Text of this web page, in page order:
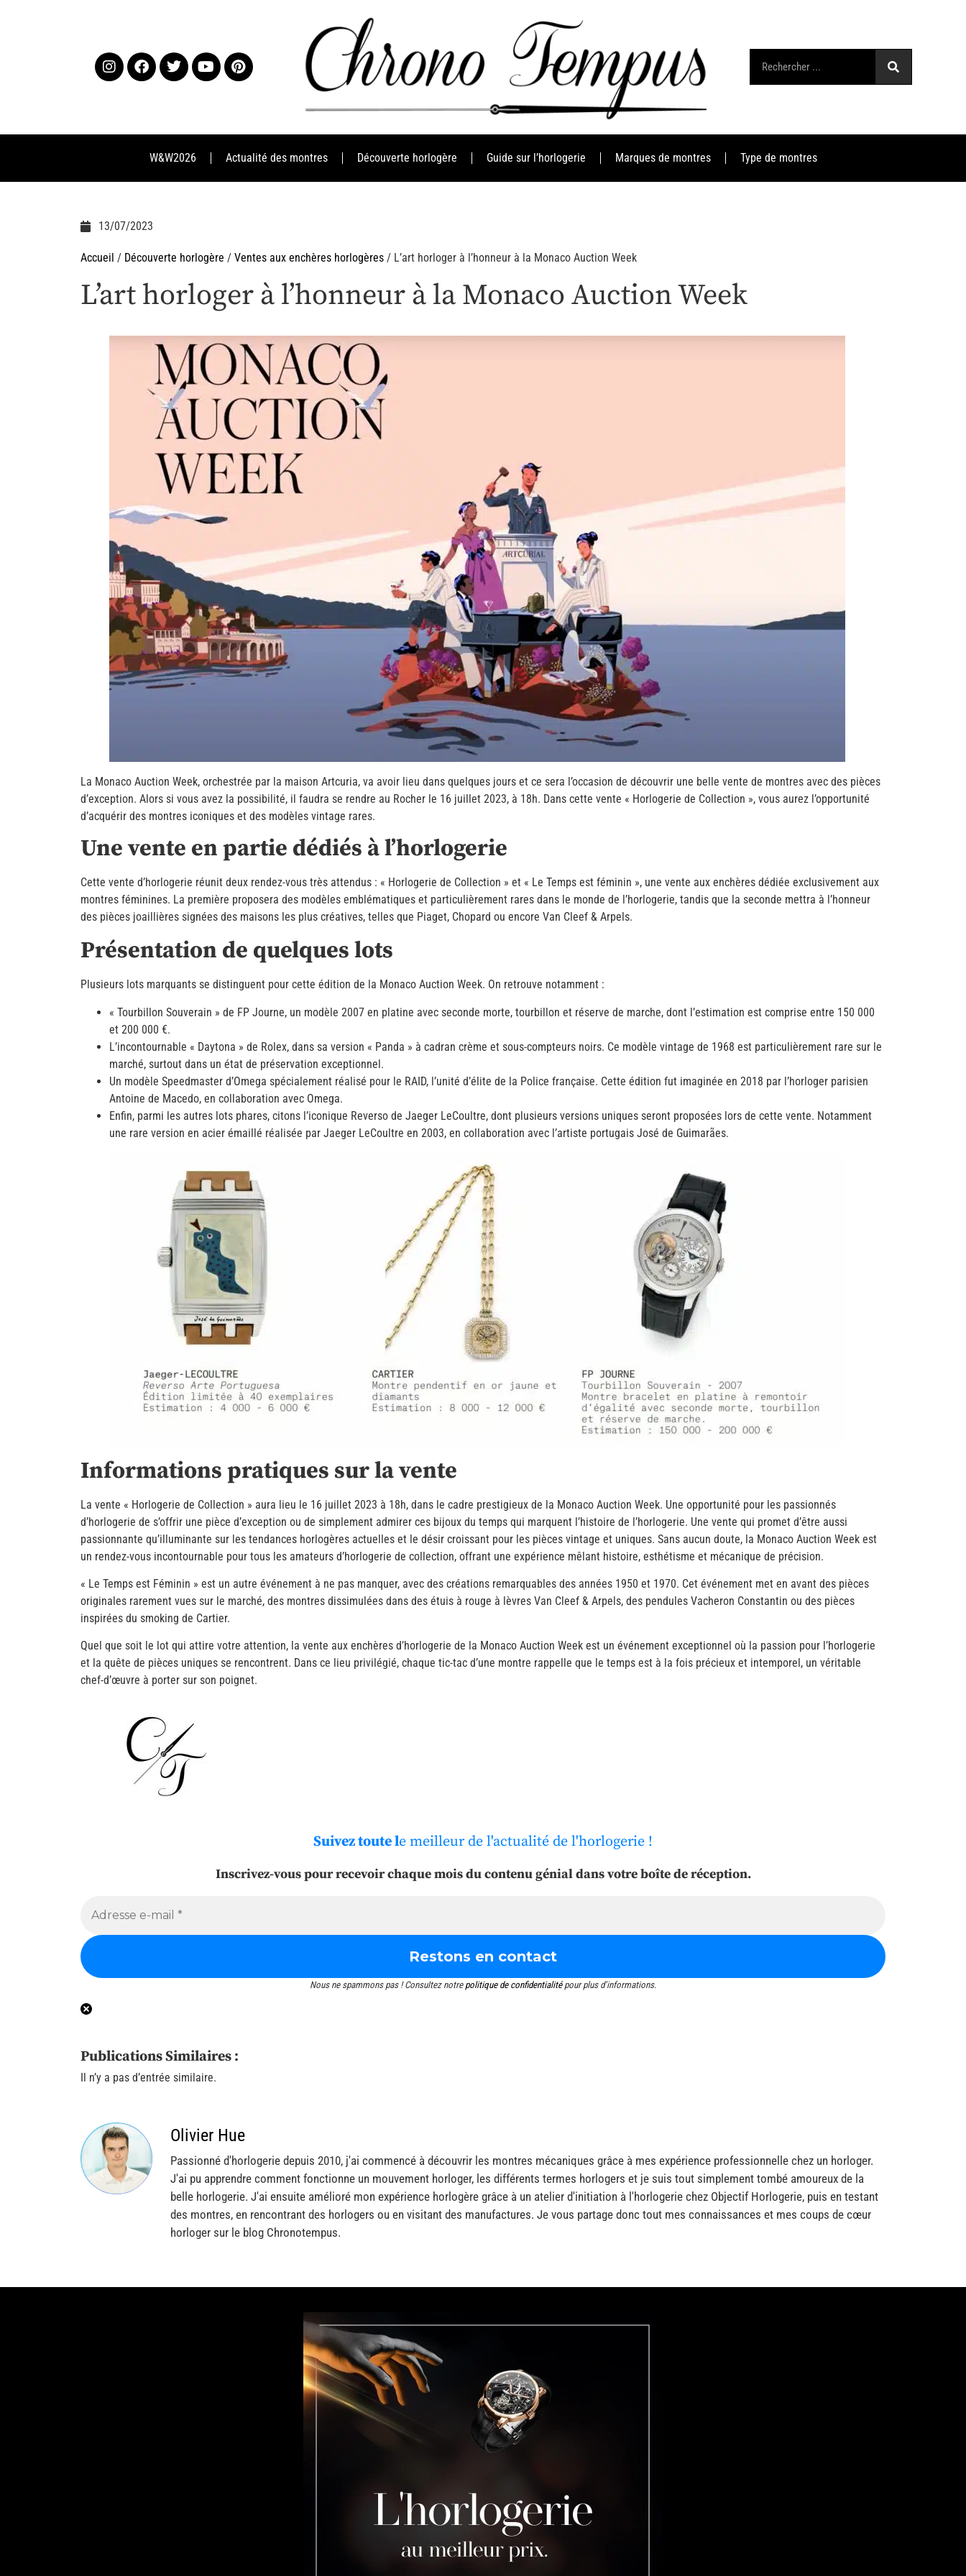
W&W2026 Actualité des montres Découverte horlogère Guide sur l’horlogerie Marques de montres Type de montres
13/07/2023
Accueil / Découverte horlogère / Ventes aux enchères horlogères / L’art horloger à l’honneur à la Monaco Auction Week
L’art horloger à l’honneur à la Monaco Auction Week
La Monaco Auction Week, orchestrée par la maison Artcuria, va avoir lieu dans quelques jours et ce sera l’occasion de découvrir une belle vente de montres avec des pièces
d’exception. Alors si vous avez la possibilité, il faudra se rendre au Rocher le 16 juillet 2023, à 18h. Dans cette vente « Horlogerie de Collection », vous aurez l’opportunité
d’acquérir des montres iconiques et des modèles vintage rares.
Une vente en partie dédiés à l’horlogerie
Cette vente d’horlogerie réunit deux rendez-vous très attendus : « Horlogerie de Collection » et « Le Temps est féminin », une vente aux enchères dédiée exclusivement aux
montres féminines. La première proposera des modèles emblématiques et particulièrement rares dans le monde de l’horlogerie, tandis que la seconde mettra à l’honneur
des pièces joaillières signées des maisons les plus créatives, telles que Piaget, Chopard ou encore Van Cleef & Arpels.
Présentation de quelques lots
Plusieurs lots marquants se distinguent pour cette édition de la Monaco Auction Week. On retrouve notamment :
« Tourbillon Souverain » de FP Journe, un modèle 2007 en platine avec seconde morte, tourbillon et réserve de marche, dont l’estimation est comprise entre 150 000
et 200 000 €.
L’incontournable « Daytona » de Rolex, dans sa version « Panda » à cadran crème et sous-compteurs noirs. Ce modèle vintage de 1968 est particulièrement rare sur le
marché, surtout dans un état de préservation exceptionnel.
Un modèle Speedmaster d’Omega spécialement réalisé pour le RAID, l’unité d’élite de la Police française. Cette édition fut imaginée en 2018 par l’horloger parisien
Antoine de Macedo, en collaboration avec Omega.
Enfin, parmi les autres lots phares, citons l’iconique Reverso de Jaeger LeCoultre, dont plusieurs versions uniques seront proposées lors de cette vente. Notamment
une rare version en acier émaillé réalisée par Jaeger LeCoultre en 2003, en collaboration avec l’artiste portugais José de Guimarães.
Informations pratiques sur la vente
La vente « Horlogerie de Collection » aura lieu le 16 juillet 2023 à 18h, dans le cadre prestigieux de la Monaco Auction Week. Une opportunité pour les passionnés
d’horlogerie de s’offrir une pièce d’exception ou de simplement admirer ces bijoux du temps qui marquent l’histoire de l’horlogerie. Une vente qui promet d’être aussi
passionnante qu’illuminante sur les tendances horlogères actuelles et le désir croissant pour les pièces vintage et uniques. Sans aucun doute, la Monaco Auction Week est
un rendez-vous incontournable pour tous les amateurs d’horlogerie de collection, offrant une expérience mêlant histoire, esthétisme et mécanique de précision.
« Le Temps est Féminin » est un autre événement à ne pas manquer, avec des créations remarquables des années 1950 et 1970. Cet événement met en avant des pièces
originales rarement vues sur le marché, des montres dissimulées dans des étuis à rouge à lèvres Van Cleef & Arpels, des pendules Vacheron Constantin ou des pièces
inspirées du smoking de Cartier.
Quel que soit le lot qui attire votre attention, la vente aux enchères d’horlogerie de la Monaco Auction Week est un événement exceptionnel où la passion pour l’horlogerie
et la quête de pièces uniques se rencontrent. Dans ce lieu privilégié, chaque tic-tac d’une montre rappelle que le temps est à la fois précieux et intemporel, un véritable
chef-d’œuvre à porter sur son poignet.
Suivez toute le meilleur de l'actualité de l'horlogerie !
Inscrivez-vous pour recevoir chaque mois du contenu génial dans votre boîte de réception.
Nous ne spammons pas ! Consultez notre politique de confidentialitépour plus d’informations.
Publications Similaires :
Il n’y a pas d’entrée similaire.
Olivier Hue
Passionné d'horlogerie depuis 2010, j'ai commencé à découvrir les montres mécaniques grâce à mes expérience professionnelle chez un horloger.
J'ai pu apprendre comment fonctionne un mouvement horloger, les différents termes horlogers et je suis tout simplement tombé amoureux de la
belle horlogerie. J'ai ensuite amélioré mon expérience horlogère grâce à un atelier d'initiation à l'horlogerie chez Objectif Horlogerie, puis en testant
des montres, en rencontrant des horlogers ou en visitant des manufactures. Je vous partage donc tout mes connaissances et mes coups de cœur
horloger sur le blog Chronotempus.